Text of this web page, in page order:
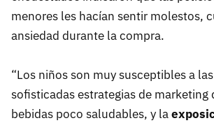
menores les hacían sentir molestos,
ansiedad durante la compra.
“Los niños son muy susceptibles a
sofisticadas estrategias de marketing
bebidas poco saludables, y la